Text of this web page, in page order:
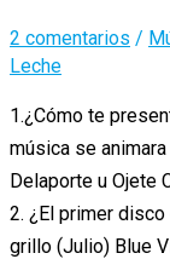
2 comentarios /
Leche
1.¿Cómo te
música se
Delaporte u Ojete
2. ¿El primer
grillo (Julio) Blue